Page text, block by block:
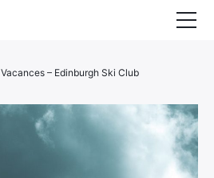
Vacances – Edinburgh Ski Club